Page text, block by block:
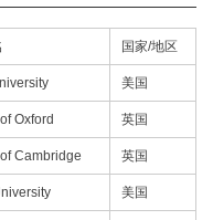
国家/地区
美国
Oxford 英国
Cambridge 英国
美国